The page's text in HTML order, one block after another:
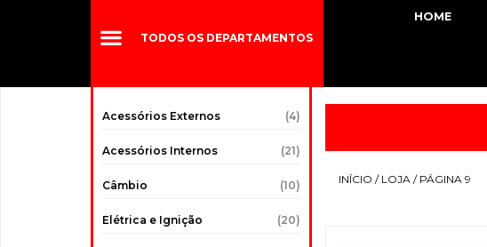
TODOS OS DEPARTAMENTOS
HOME
Acessórios Externos (4)
Acessórios Internos (21)
Câmbio (10)
Elétrica e Ignição (20)
INÍCIO / LOJA / PÁGINA 9